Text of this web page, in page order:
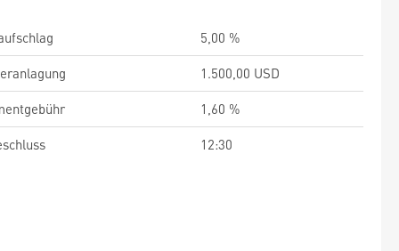
5,00 %
1.500,00 USD
1,60 %
12:30